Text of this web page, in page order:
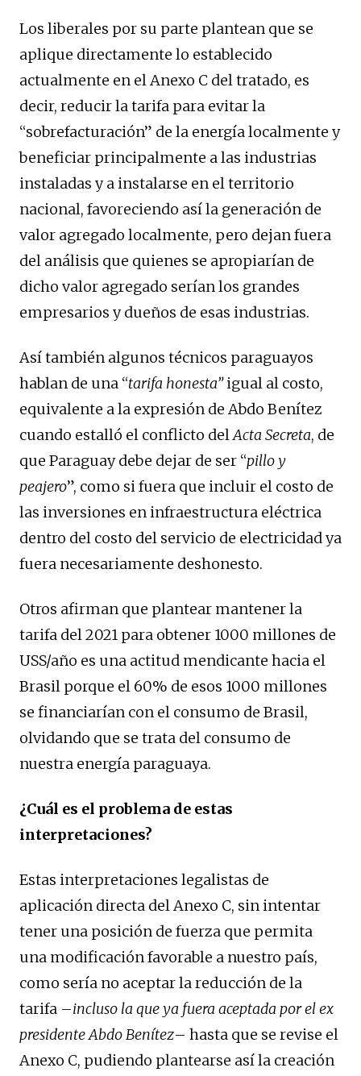
Los liberales por su parte plantean que se
aplique directamente lo establecido
actualmente en el Anexo C del tratado, es
decir, reducir la tarifa para evitar la
“sobrefacturación” de la energía localmente y
beneficiar principalmente a las industrias
instaladas y a instalarse en el territorio
nacional, favoreciendo así la generación de
valor agregado localmente, pero dejan fuera
del análisis que quienes se apropiarían de
dicho valor agregado serían los grandes
empresarios y dueños de esas industrias.
Así también algunos técnicos paraguayos
hablan de una “tarifa honesta”igual al costo,
equivalente a la expresión de Abdo Benítez
cuando estalló el conflicto delActa Secreta, de
que Paraguay debe dejar de ser “pillo y
peajero”, como si fuera que incluir el costo de
las inversiones en infraestructura eléctrica
dentro del costo del servicio de electricidad ya
fuera necesariamente deshonesto.
Otros afirman que plantear mantener la
tarifa del 2021 para obtener 1000 millones de
USS/año es una actitud mendicante hacia el
Brasil porque el 60% de esos 1000 millones
se financiarían con el consumo de Brasil,
olvidando que se trata del consumo de
nuestra energía paraguaya.
¿Cuál es el problema de estas
interpretaciones?
Estas interpretaciones legalistas de
aplicación directa del Anexo C, sin intentar
tener una posición de fuerza que permita
una modificación favorable a nuestro país,
como sería no aceptar la reducción de la
tarifa –incluso la que ya fuera aceptada por el ex
presidente Abdo Benítez– hasta que se revise el
Anexo C, pudiendo plantearse así la creación